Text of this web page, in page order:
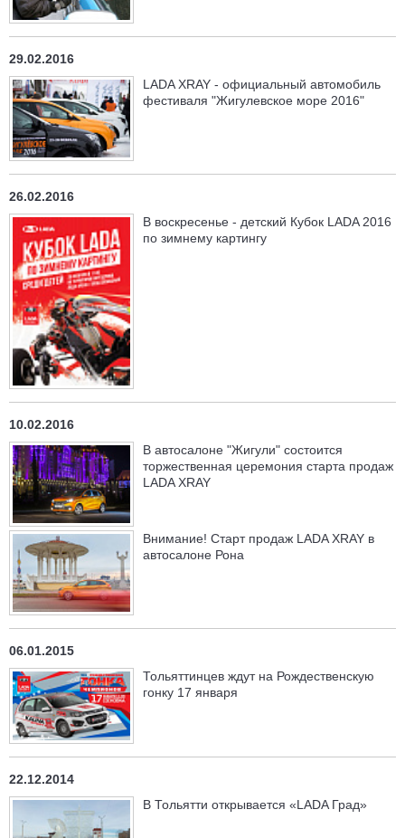
29.02.2016
LADA XRAY - официальный автомобиль
фестиваля "Жигулевское море 2016"
26.02.2016
В воскресенье - детский Кубок LADA 2016
по зимнему картингу
10.02.2016
В автосалоне "Жигули" состоится
торжественная церемония старта продаж
LADA XRAY
Внимание! Старт продаж LADA XRAY в
автосалоне Рона
06.01.2015
Тольяттинцев ждут на Рождественскую
гонку 17 января
22.12.2014
В Тольятти открывается «LADA Град»